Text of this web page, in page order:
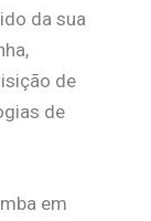
da sua
de
de
em